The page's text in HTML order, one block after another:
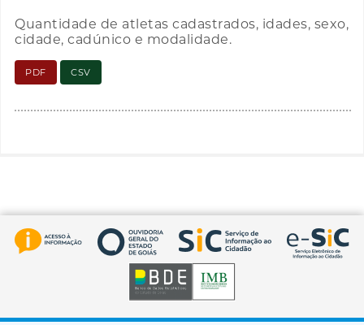
Quantidade de atletas cadastrados, idades, sexo,
cidade, cadúnico e modalidade.
PDF CSV